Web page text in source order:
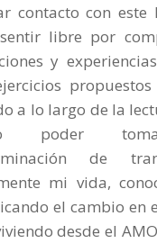
contacto con este
libre por
y
a lo largo de la
poder
de
mi vida,
el cambio en
desde el